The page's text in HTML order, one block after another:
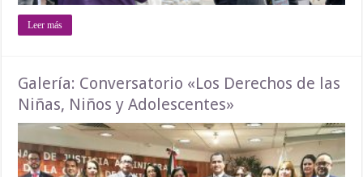
Leer más
Galería: Conversatorio «Los Derechos de las
Niñas, Niños y Adolescentes»